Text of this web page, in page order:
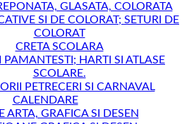
GLASATA, COLORATA
SI DE COLORAT; SETURI DE
COLORAT
CRETA SCOLARA
PAMANTESTI; HARTI SI ATLASE
SCOLARE.
PETRECERI SI CARNAVAL
CALENDARE
ARTA, GRAFICA SI DESEN